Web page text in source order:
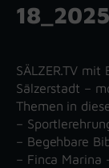
18_2025
SÄLZER.TV
Sälzerstadt –
Themen in
–
– Begehbare
– Finca Marina